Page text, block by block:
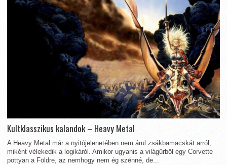
Kultklasszikus kalandok – Heavy Metal
A Heavy Metal már a nyitójelenetében nem árul zsákbamacskát arról,
miként vélekedik a logikáról. Amikor ugyanis a világűrből egy Corvette
pottyan a Földre, az nemhogy nem ég szénné, de...